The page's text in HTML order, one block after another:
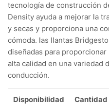
tecnología de construcción
Density ayuda a mejorar la
y secas y proporciona una
cómoda. las llantas
diseñadas para
alta calidad en una variedad
conducción.
Disponibilidad Cantidad